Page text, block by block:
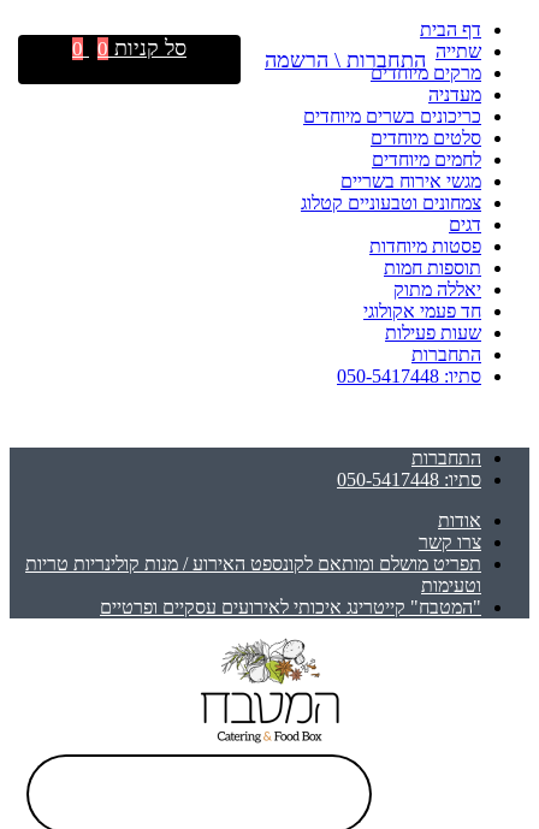
דף הבית
שתייה
מרקים מיוחדים
מעדניה
כריכונים בשרים מיוחדים
סלטים מיוחדים
לחמים מיוחדים
מגשי אירוח בשריים
צמחונים וטבעוניים קטלוג
דגים
פסטות מיוחדות
תוספות חמות
יאללה מתוק
חד פעמי אקולוגי
שעות פעילות
התחברות
סתיו: 050-5417448
התחברות
סתיו: 050-5417448
אודות
צרו קשר
תפריט מושלם ומותאם לקונספט האירוע / מנות קולינריות טריות
וטעימות
"המטבח" קייטרינג איכותי לאירועים עסקיים ופרטיים
התחברות \ הרשמה סל קניות 0
0